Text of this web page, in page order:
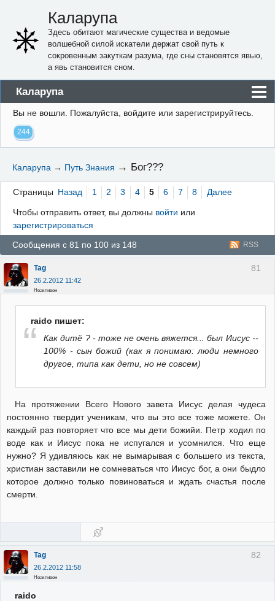
Каларупа
Здесь обитают магические существа и ведомые
волшебной силой искатели держат свой путь к
сокровенным закуткам разума, где сны становятся явью,
а явь становится сном.
Каларупа
Блог
Форум
Правила
Вход
Вы не вошли. Пожалуйста, войдите или зарегистрируйтесь.
244
Каларупа → Путь Знания → Бог???
Страницы Назад 1 2 3 4 5 6 7 8 Далее
Чтобы отправить ответ, вы должны войти или
зарегистрироваться
RSS
Сообщения с 81 по 100 из 148
81
Tag
26.2.2012 11:42
Неактивен
raido пишет:
Как дитё ? - тоже не очень вяжется... был Иисус --
100% - сын божий (как я понимаю: люди немного
другое, типа как дети, но не совсем)
На протяжении Всего Нового завета Иисус делая чудеса
постоянно твердит ученикам, что вы это все тоже можете. Он
каждый раз повторяет что все мы дети божийи. Петр ходил по
воде как и Иисус пока не испугался и усомнился. Что еще
нужно? Я удивляюсь как не вымарывая с большего из текста,
христиан заставили не сомневаться что Иисус бог, а они быдло
которое должно только повиноваться и ждать счастья после
смерти.
82
Tag
26.2.2012 11:58
Неактивен
raido